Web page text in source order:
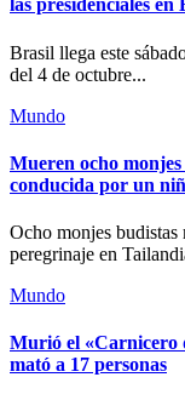
las presidenciales en
Brasil llega este sábado a tres meses de las elecciones presidenciales
del 4 de octubre...
Mundo
Mueren ocho
conducida por un
Ocho monjes budistas murieron y 10 resultaron heridos durante un
peregrinaje en
Mundo
Murió el «Carnicero
mató a 17 personas